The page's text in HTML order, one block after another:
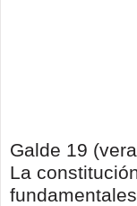
Galde 19
La